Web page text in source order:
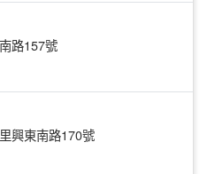
路157號
興東南路170號